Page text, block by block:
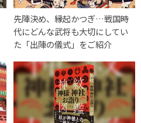
先陣決め、縁起かつぎ…戦国時
代にどんな武将も大切にしてい
た「出陣の儀式」をご紹介